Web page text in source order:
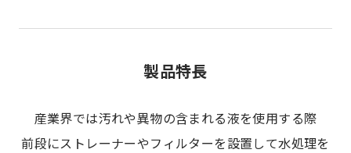
製品特長
産業界では汚れや異物の含まれる液を使用する際
前段にストレーナーやフィルターを設置して水処理を